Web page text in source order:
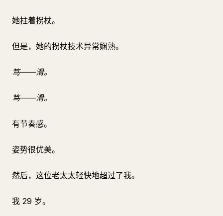
她拄着拐杖。
但是，她的拐杖技术异常娴熟。
笃——滑。
笃——滑。
有节奏感。
姿势很优美。
然后，这位老太太轻快地超过了我。
我 29 岁。